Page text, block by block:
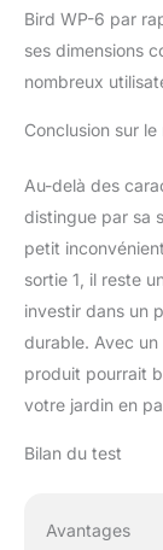
Bird WP-6 par
ses dimensions
nombreux
Conclusion sur
Au-delà des
distingue par sa
petit
sortie 1, il reste
investir dans un
durable. Avec
produit pourrait
votre jardin en
Bilan du test
Avantages